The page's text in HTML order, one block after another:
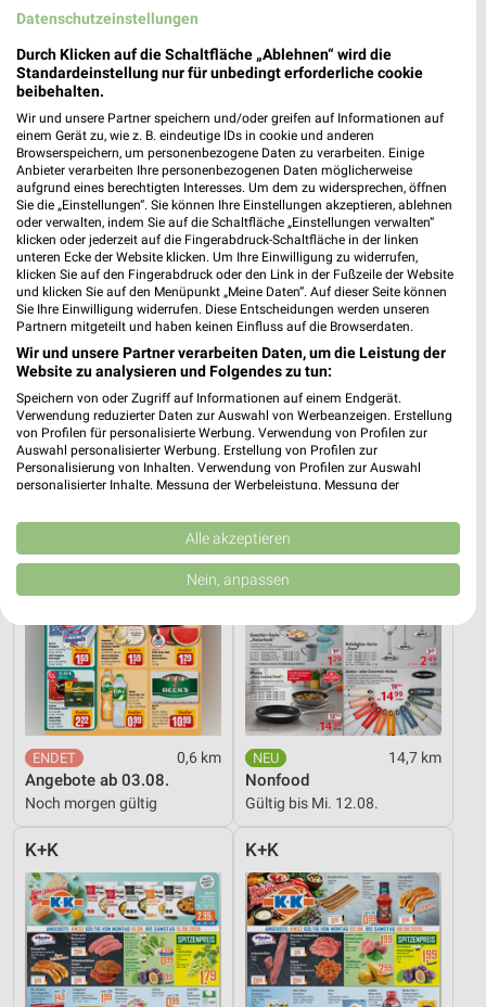
Adresse, Öffnungszeiten und Entfernung für
die EDEKA Warnken Filiale in Edewecht
Adresse, Öffnungszeiten und Entfernung alles rund um die
EDEKA Warnken Filiale in Edewecht. Den schnellsten Weg zu
Deiner Lieblingsfiliale kannst Du über die Routen-Funktion
finden. Wenn Du auf der Suche nach aktuellen Schnäppchen von
EDEKA bist, dann schau doch mal in die aktuellen Prospekte
und Angebote. Da ist sicher etwas passendes für Dich dabei.
Supermärkte Angebote für Edewecht und
Umgebung
14 Prospekte
REWE
0,6 km
Angebote ab 03.08.
Noch morgen gültig
SELGROS
14,7 km
Nonfood
Gültig bis Mi. 12.08.
K+K K+K
Datenschutzeinstellungen
Durch Klicken auf die Schaltfläche „Ablehnen“ wird die
Standardeinstellung nur für unbedingt erforderliche cookie
beibehalten.
Wir und unsere Partner speichern und/oder greifen auf Informationen auf
einem Gerät zu, wie z. B. eindeutige IDs in cookie und anderen
Browserspeichern, um personenbezogene Daten zu verarbeiten. Einige
Anbieter verarbeiten Ihre personenbezogenen Daten möglicherweise
aufgrund eines berechtigten Interesses. Um dem zu widersprechen, öffnen
Sie die „Einstellungen“. Sie können Ihre Einstellungen akzeptieren, ablehnen
oder verwalten, indem Sie auf die Schaltfläche „Einstellungen verwalten“
klicken oder jederzeit auf die Fingerabdruck-Schaltfläche in der linken
unteren Ecke der Website klicken. Um Ihre Einwilligung zu widerrufen,
klicken Sie auf den Fingerabdruck oder den Link in der Fußzeile der Website
und klicken Sie auf den Menüpunkt „Meine Daten“. Auf dieser Seite können
Sie Ihre Einwilligung widerrufen. Diese Entscheidungen werden unseren
Partnern mitgeteilt und haben keinen Einfluss auf die Browserdaten.
Wir und unsere Partner verarbeiten Daten, um die Leistung der
Website zu analysieren und Folgendes zu tun:
Speichern von oder Zugriff auf Informationen auf einem Endgerät.
Verwendung reduzierter Daten zur Auswahl von Werbeanzeigen. Erstellung
von Profilen für personalisierte Werbung. Verwendung von Profilen zur
Auswahl personalisierter Werbung. Erstellung von Profilen zur
Personalisierung von Inhalten. Verwendung von Profilen zur Auswahl
personalisierter Inhalte. Messung der Werbeleistung. Messung der
Kombinationen von Daten aus verschiedenen Quellen. Entwicklung und
Verbesserung der Angebote. Verwendung reduzierter Daten zur Auswahl
von Inhalten.
Daten können außerhalb der Europäischen Union weitergegeben und in die
USA gesendet werden.
Website/App.
Partnerliste anzeigen (1 IAB-Anbieter)
Wir nutzen Ihre Daten für folgende Zwecke:
IAB-Verarbeitungszwecke:
Speichern von oder Zugriff auf Informationen
auf einem Endgerät
Verwendung reduzierter Daten zur Auswahl von
Erstellung von Profilen für personalisierte
Werbung
Verwendung von Profilen zur Auswahl
personalisierter Werbung
Erstellung von Profilen zur Personalisierung
Alle akzeptieren
Nein, anpassen